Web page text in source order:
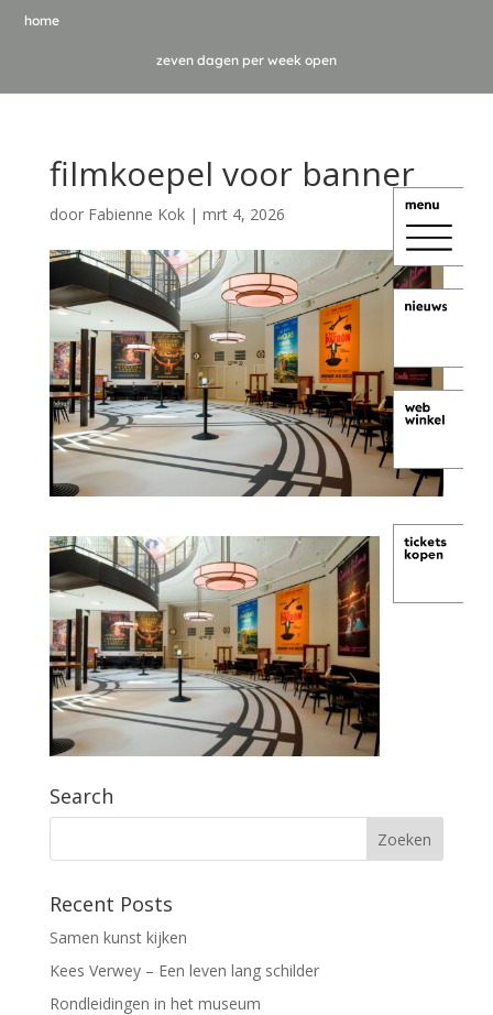
home
zeven dagen per week open
filmkoepel voor banner
door Fabienne Kok| mrt 4, 2026
Search
Recent Posts
Samen kunst kijken
Kees Verwey – Een leven lang schilder
Rondleidingen in het museum